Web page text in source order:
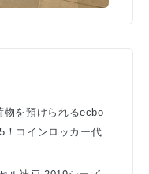
物を預けられるecbo
！コインロッカー代